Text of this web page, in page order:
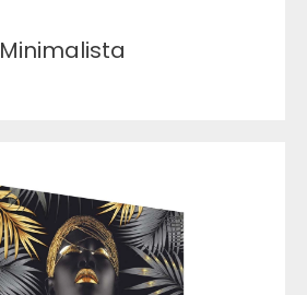
Minimalista